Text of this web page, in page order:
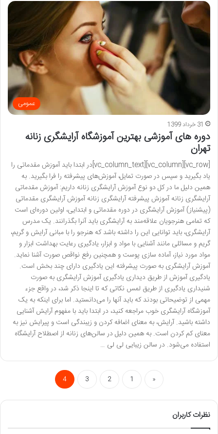
عمومی
31 خرداد 1399
دوره های آموزشی بهترین آموزشگاه آرایشگری زنانه
تهران
[vc_row][vc_column][vc_column_text]در ابتدا باید آموزش مقدماتی را
یاد بگیرید و سپس در صورت تمایل، آموزش‌های پیشرفته را فرا بگیرید. به
همین دلیل ما در کل دو نوع آموزش آرایشگری زنانه داریم: آموزش مقدماتی
آرایشگری زنانه آموزش پیشرفته آرایشگری زنانه آموزش آرایشگری مقدماتی
(پیشنیاز) آموزش آرایشگری در دوره مقدماتی و ابتدایی، اولین دوره‌ای است
که تمامی هنرجویان علاقه‌مند به آرایشگری باید آنرا بگذرانند. یک مدرس
آرایشگری، باید توانایی این را داشته باشد که هنرجو را با مبانی آرایش و گریم،
گریم و مسائلی مانند آشنایی با مواد و ابزار، یادگیری رعایت بهداشت ابزار و
مواد مورد نیاز، آماده سازی پوست و همچنین رفع نواقص صورت آشنا نماید.
آموزش آرایشگری به صورت پیشرفته این یادگیری دارای چند بخش است.
یادگیری آموزش از طریق دیداری یادگیری آموزش آرایشگری به صورت
شنیداری یادگیری از طریق لمس نکاتی که تا اینجا ذکر شد، در واقع جزء
مهمی از توضیحاتی بودند که باید آنها را می‌دانستید. اما برای اینکه به یک
آموزشگاه آرایشگری خوب مراجعه کنید، در ابتدا باید با مفهوم آرایش آشنایی
داشته باشید. آرایش، به معنای اضافه کردن و زیبندگی است و پیرایش نیز به
معنای کم کردن است. به همین دلیل در سالن‌های زنانه از اصطلاح آرایشگاه
استفاده می‌شود. در سالن زیبایی لی لی …
«
1
2
3
4
نظرات کاربران